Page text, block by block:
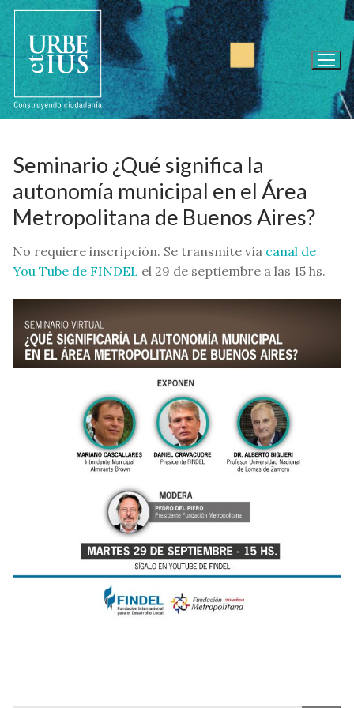
contenido
Seminario ¿Qué significa la
autonomía municipal en el Área
Metropolitana de Buenos Aires?
No requiere inscripción. Se transmite vía canal de
You Tube de FINDEL el 29 de septiembre a las 15 hs.